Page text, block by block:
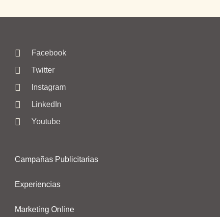
Facebook
Twitter
Instagram
LinkedIn
Youtube
Campañas Publicitarias
Experiencias
Marketing Online